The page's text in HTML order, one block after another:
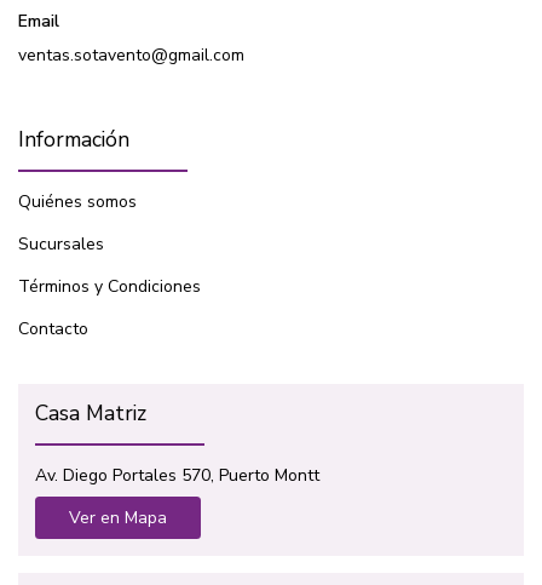
Email
ventas.sotavento@gmail.com
Información
Quiénes somos
Sucursales
Términos y Condiciones
Contacto
Casa Matriz
Av. Diego Portales 570, Puerto Montt
Ver en Mapa